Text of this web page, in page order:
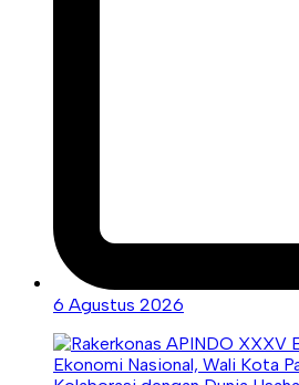
6 Agustus 2026